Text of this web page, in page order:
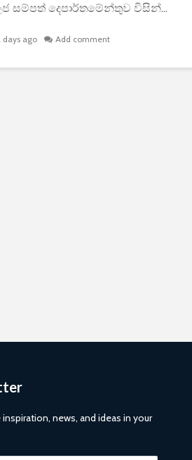
සම්පත් දෙපාර්තමේන්තුව විසින්...
days ago Add comment
news, and ideas in your